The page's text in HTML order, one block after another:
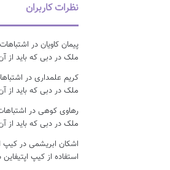
نظرات کاربران
پیمان کاویان در
ملک در دبی که باید از
کریم علمداری در
ملک در دبی که باید از
رهاوی کوهی در
ملک در دبی که باید از
اشکان ابریشمی درکیپ
استفاده از کیپ